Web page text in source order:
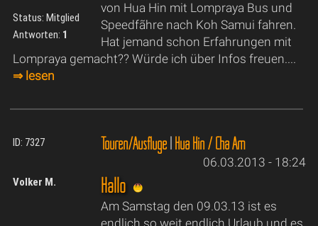
Status: Mitglied
Antworten: 1
von Hua Hin mit Lompraya Bus und
Speedfãhre nach Koh Samui fahren.
Hat jemand schon Erfahrungen mit
Lompraya gemacht?? Würde ich über Infos freuen....
⇒ lesen
ID: 7327 Touren/Ausflüge|Hua Hin / Cha Am
06.03.2013 - 18:24
Volker M. Hallo
Am Samstag den 09.03.13 ist es